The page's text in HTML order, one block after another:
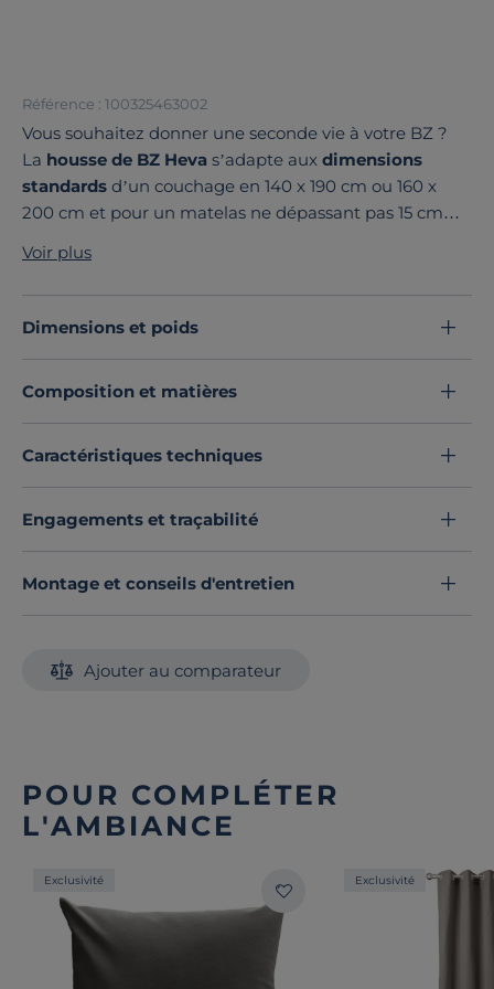
Référence : 100325463002
Vous souhaitez donner une seconde vie à votre BZ ?
La housse de BZ Heva s’adapte aux dimensions
standards d’un couchage en 140 x 190 cm ou 160 x
200 cm et pour un matelas ne dépassant pas 15 cm
à enfiler sans effort
Son large choix de couleurs s’adapte à toutes vos
envies.
Fabriquée en Europe à partir de matériaux
votre BZ.
Prolongez la durée de vie de votre BZ avec Camif !
Découvrez toute notre sélection :
Voir plus
Dimensions et poids
Composition et matières
Caractéristiques techniques
Engagements et traçabilité
Montage et conseils d'entretien
Ajouter au comparateur
POUR COMPLÉTER
L'AMBIANCE
Exclusivité Exclusivité